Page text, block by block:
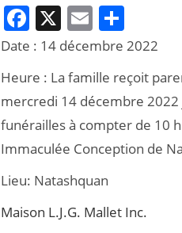
F
a
c
e
b
o
o
k
X E
m
ai
l
ar
ta
g
er
Date : 14 décembre 2022
Heure : La famille reçoit
mercredi 14 décembre
funérailles à compter de 10 h
Immaculée Conception de
Lieu: Natashquan
Maison L.J.G. Mallet Inc.